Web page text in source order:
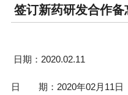
签订新药研发合作备
日期：2020.02.11
日 期：2020年02月11日